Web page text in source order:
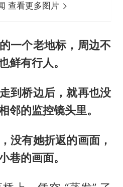
查看更多图片
一个老地标，周边不
鲜有行人。
到桥边后，就再也没
邻的监控镜头里。
没有她折返的画面，
巷的画面。